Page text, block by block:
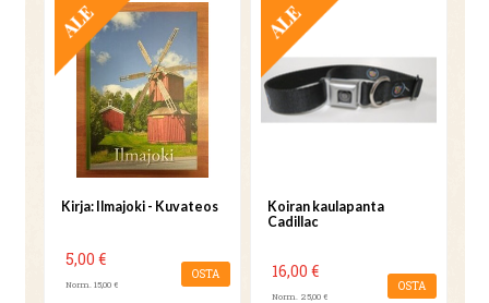
TARJOUS
Kirja: Ilmajoki - Kuvateos
5,00 €
Norm. 15,00 €
OSTA
TARJOUS
Koiran kaulapanta
Cadillac
16,00 €
Norm. 25,00 €
OSTA